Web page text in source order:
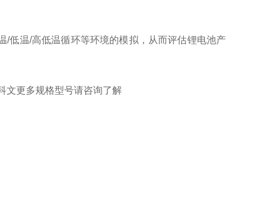
/低温/高低温循环等环境的模拟，从而评估锂电池产
更多规格型号请咨询了解